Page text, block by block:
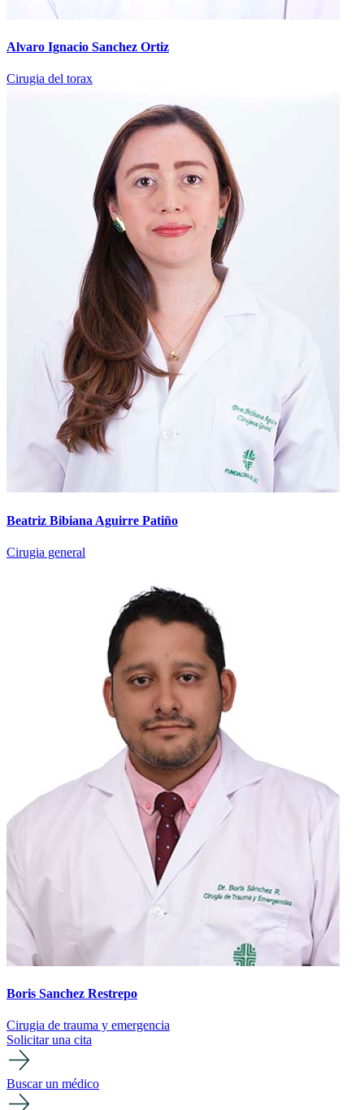
Alvaro Ignacio Sanchez Ortiz
Cirugia del torax
Beatriz Bibiana Aguirre Patiño
Cirugia general
Boris Sanchez Restrepo
Cirugia de trauma y emergencia
Solicitar una cita
Buscar un médico